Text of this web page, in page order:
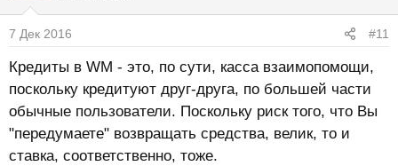
7 Дек 2016 #11
Кредиты в WM - это, по сути, касса взаимопомощи,
поскольку кредитуют друг-друга, по большей части
обычные пользователи. Поскольку риск того, что Вы
"передумаете" возвращать средства, велик, то и
ставка, соответственно, тоже.